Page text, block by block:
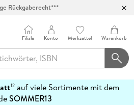
Rückgaberecht***
Filiale Konto Merkzettel Warenkorb
12auf viele Sortimente mit dem
SOMMER13